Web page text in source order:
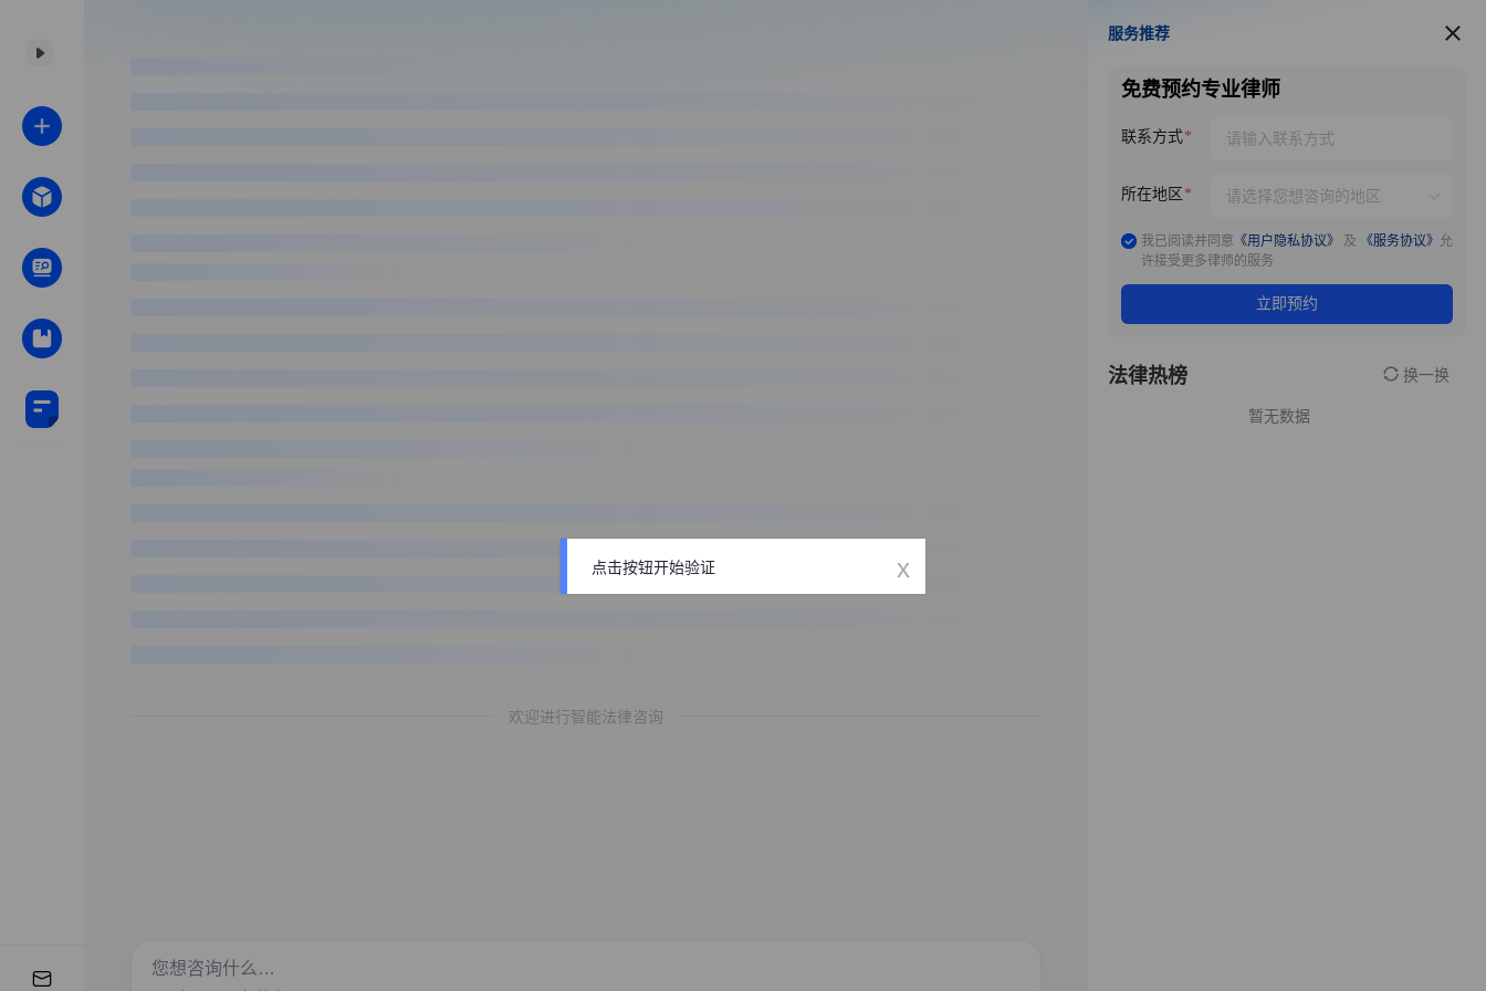
欢迎进行智能法律咨询
服务推荐
服务推荐
免费预约专业律师
联系方式
所在地区
我已阅读并同意 《用户隐私协议》 及 《服务协议》 允
许接受更多律师的服务
立即预约
法律热榜 换一换
暂无数据
点击按钮开始验证 x